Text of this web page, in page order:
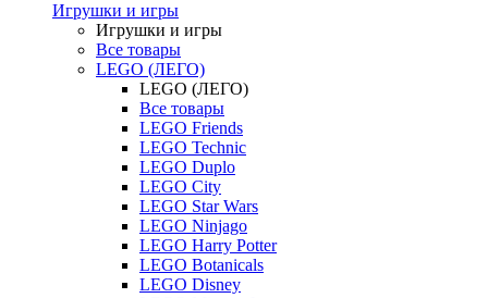
Игрушки и игры
Игрушки и игры
Все товары
LEGO (ЛЕГО)
LEGO (ЛЕГО)
Все товары
LEGO Friends
LEGO Technic
LEGO Duplo
LEGO City
LEGO Star Wars
LEGO Ninjago
LEGO Harry Potter
LEGO Botanicals
LEGO Disney